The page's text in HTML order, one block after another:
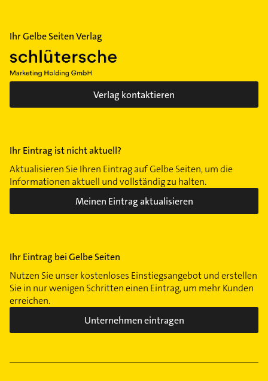
Ihr Gelbe Seiten Verlag
Verlag kontaktieren
Ihr Eintrag ist nicht aktuell?
Aktualisieren Sie Ihren Eintrag auf Gelbe Seiten, um die
Informationen aktuell und vollständig zu halten.
Meinen Eintrag aktualisieren
Ihr Eintrag bei Gelbe Seiten
Nutzen Sie unser kostenloses Einstiegsangebot und erstellen
Sie in nur wenigen Schritten einen Eintrag, um mehr Kunden
erreichen.
Unternehmen eintragen